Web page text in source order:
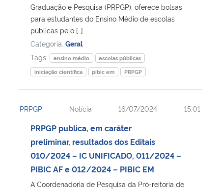
Graduação e Pesquisa (PRPGP), oferece bolsas
para estudantes do Ensino Médio de escolas
públicas pelo […]
Categoria: Geral
Tags:
ensino médio
escolas públicas
iniciação científica
pibic em PRPGP
PRPGP Notícia 16/07/2024 15:01
PRPGP publica, em caráter
preliminar, resultados dos Editais
010/2024 – IC UNIFICADO, 011/2024 –
PIBIC AF e 012/2024 – PIBIC EM
A Coordenadoria de Pesquisa da Pró-reitoria de